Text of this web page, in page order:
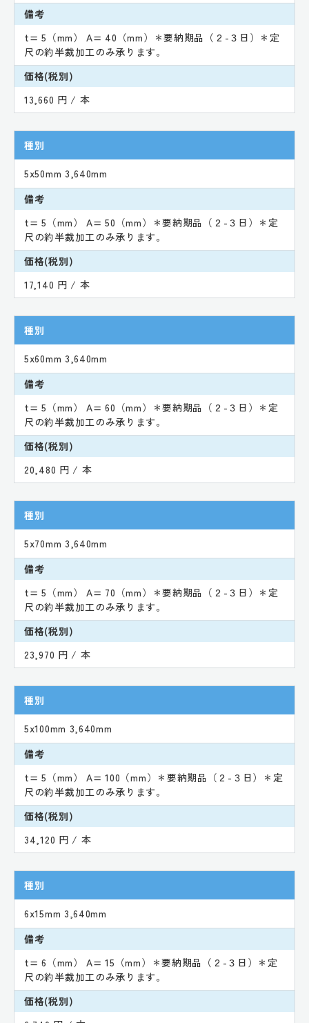
備考
t= 5（mm） A= 40（mm）＊要納期品（２-３日）＊定
尺の約半裁加工のみ承ります。
価格(税別)
13,660 円 / 本
種別
5x50mm 3,640mm
備考
t= 5（mm） A= 50（mm）＊要納期品（２-３日）＊定
尺の約半裁加工のみ承ります。
価格(税別)
17,140 円 / 本
種別
5x60mm 3,640mm
備考
t= 5（mm） A= 60（mm）＊要納期品（２-３日）＊定
尺の約半裁加工のみ承ります。
価格(税別)
20,480 円 / 本
種別
5x70mm 3,640mm
備考
t= 5（mm） A= 70（mm）＊要納期品（２-３日）＊定
尺の約半裁加工のみ承ります。
価格(税別)
23,970 円 / 本
種別
5x100mm 3,640mm
備考
t= 5（mm） A= 100（mm）＊要納期品（２-３日）＊定
尺の約半裁加工のみ承ります。
価格(税別)
34,120 円 / 本
種別
6x15mm 3,640mm
備考
t= 6（mm） A= 15（mm）＊要納期品（２-３日）＊定
尺の約半裁加工のみ承ります。
価格(税別)